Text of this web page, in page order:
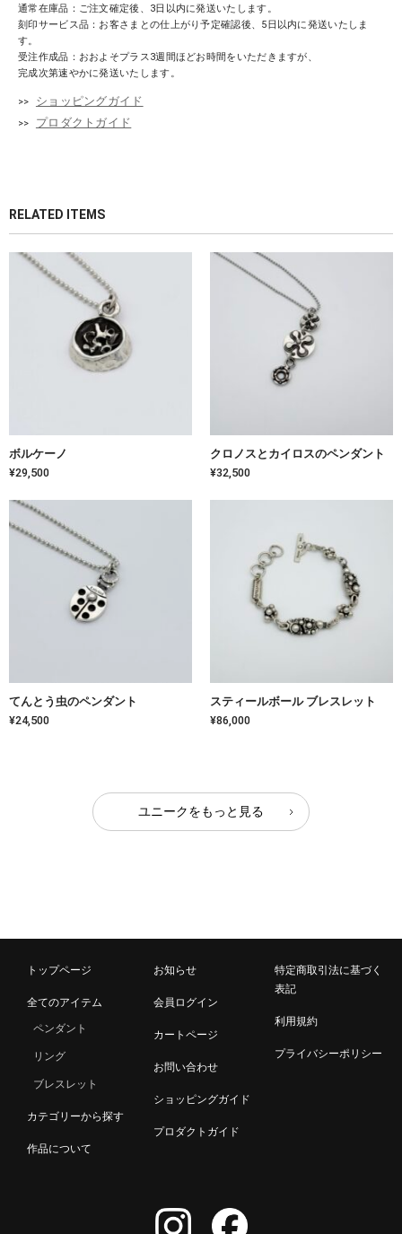
通常在庫品：ご注文確定後、3日以内に発送いたします。
刻印サービス品：お客さまとの仕上がり予定確認後、5日以内に発送いたしま
す。
受注作成品：おおよそプラス3週間ほどお時間をいただきますが、
完成次第速やかに発送いたします。
ショッピングガイド
プロダクトガイド
RELATED ITEMS
ボルケーノ
¥29,500
クロノスとカイロスのペンダント
¥32,500
てんとう虫のペンダント
¥24,500
スティールボール ブレスレット
¥86,000
ユニークをもっと見る
トップページ
全てのアイテム
ペンダント
リング
ブレスレット
カテゴリーから探す
作品について
お知らせ
会員ログイン
カートページ
お問い合わせ
ショッピングガイド
プロダクトガイド
特定商取引法に基づく
表記
利用規約
プライバシーポリシー